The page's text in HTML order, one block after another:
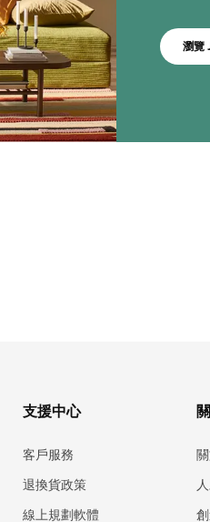
瀏覽
支援中心
客戶服務
退換貨政策
線上規劃軟體